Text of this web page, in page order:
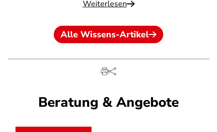
Weiterlesen
Alle Wissens-Artikel
Beratung & Angebote